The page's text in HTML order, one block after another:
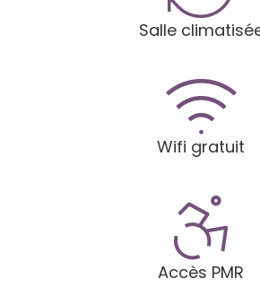
Salle
Wifi gratuit
Accès PMR